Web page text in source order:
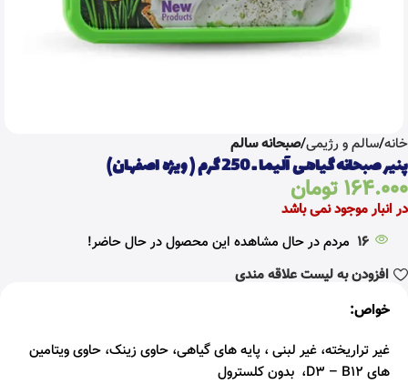
خواص:
غیر تراریخته، غیر لبنی ، پایه های گیاهی، حاوی زینک، حاوی ویتامین
های D3 – B12، بدون کلسترول
خانه سالم و رژیمی صبحانه سالم
پنیر صبحانه گیاهی آلیما ـ 250 گرم ( ویژه اصفهان)
164.000تومان
در انبار موجود نمی باشد
16 مردم در حال مشاهده این محصول در حال حاضر!
افزودن به لیست علاقه مندی